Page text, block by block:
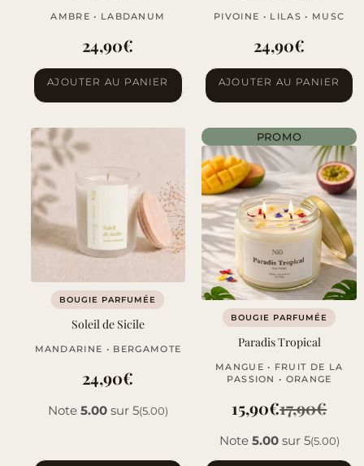
AMBRE • LABDANUM
24,90€
AJOUTER AU PANIER
PIVOINE • LILAS • MUSC
24,90€
AJOUTER AU PANIER
BOUGIE PARFUMÉE
Soleil de Sicile
MANDARINE • BERGAMOTE
24,90€
Note 5.00sur 5(5.00)
PROMO
BOUGIE PARFUMÉE
Paradis Tropical
MANGUE • FRUIT DE LA
PASSION • ORANGE
17,90€
Le
prix
15,90€
Le
prix
Note 5.00sur 5(5.00)